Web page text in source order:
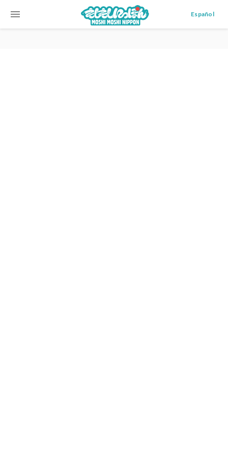
menu Español